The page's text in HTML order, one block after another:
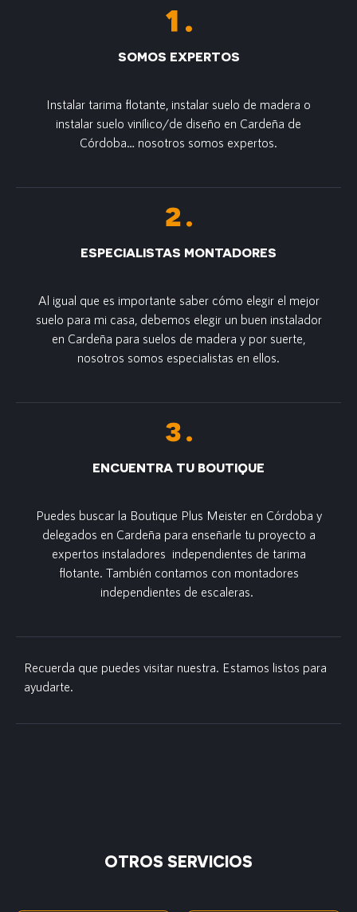
SOMOS EXPERTOS
Instalar tarima flotante, instalar suelo de madera o
instalar suelo vinílico/de diseño en Cardeña de
Córdoba… nosotros somos expertos.
ESPECIALISTAS MONTADORES
Al igual que es importante saber cómo elegir el mejor
suelo para mi casa, debemos elegir un buen instalador
en Cardeña para suelos de madera y por suerte,
nosotros somos especialistas en ellos.
ENCUENTRA TU BOUTIQUE
Puedes buscar la Boutique Plus Meister en Córdoba y
delegados en Cardeña para enseñarle tu proyecto a
expertos instaladores independientes de tarima
flotante. También contamos con montadores
independientes de escaleras.
Recuerda que puedes visitar nuestra. Estamos listos para
ayudarte.
OTROS SERVICIOS